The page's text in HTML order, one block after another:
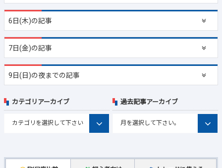
6日(木)の記事
7日(金)の記事
9日(日)の夜までの記事
カテゴリアーカイブ 過去記事アーカイブ